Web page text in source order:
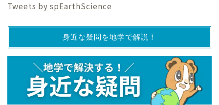
Tweets by spEarthScience
身近な疑問を地学で解説！